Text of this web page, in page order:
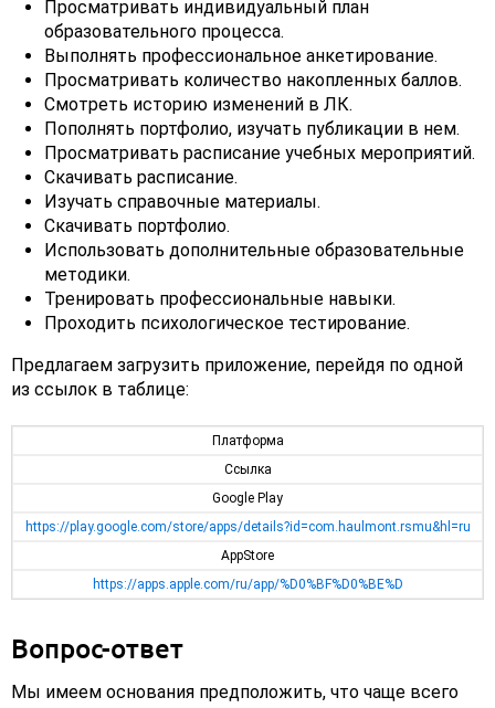
Просматривать индивидуальный план
образовательного процесса.
Выполнять профессиональное анкетирование.
Просматривать количество накопленных баллов.
Смотреть историю изменений в ЛК.
Пополнять портфолио, изучать публикации в нем.
Просматривать расписание учебных мероприятий.
Скачивать расписание.
Изучать справочные материалы.
Скачивать портфолио.
Использовать дополнительные образовательные
методики.
Тренировать профессиональные навыки.
Проходить психологическое тестирование.
Предлагаем загрузить приложение, перейдя по одной
из ссылок в таблице:
Платформа
Ссылка
Google Play
https://play.google.com/store/apps/details?id=com.haulmont.rsmu&hl=ru
AppStore
https://apps.apple.com/ru/app/%D0%BF%D0%BE%D
Вопрос-ответ
Мы имеем основания предположить, что чаще всего